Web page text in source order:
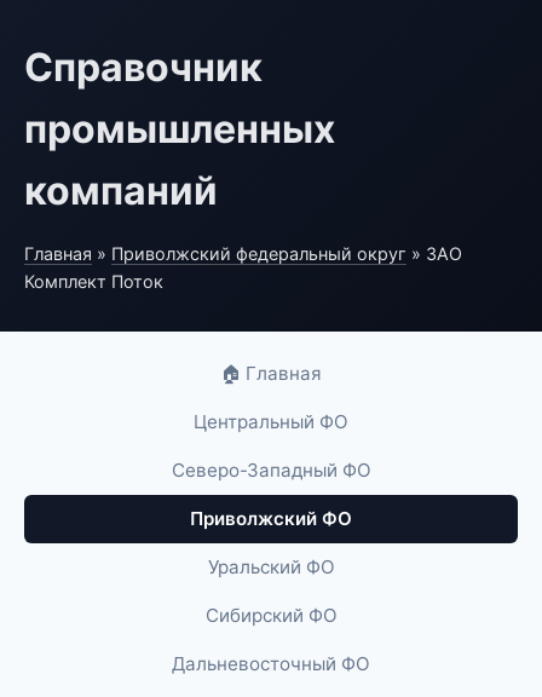
Справочник
промышленных
компаний
Главная » Приволжский федеральный округ » ЗАО
Комплект Поток
🏠 Главная
Центральный ФО
Северо-Западный ФО
Приволжский ФО
Уральский ФО
Сибирский ФО
Дальневосточный ФО